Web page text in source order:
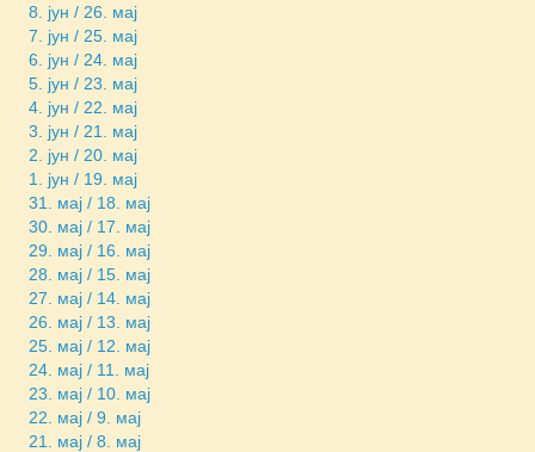
8. јун / 26. мај
7. јун / 25. мај
6. јун / 24. мај
5. јун / 23. мај
4. јун / 22. мај
3. јун / 21. мај
2. јун / 20. мај
1. јун / 19. мај
31. мај / 18. мај
30. мај / 17. мај
29. мај / 16. мај
28. мај / 15. мај
27. мај / 14. мај
26. мај / 13. мај
25. мај / 12. мај
24. мај / 11. мај
23. мај / 10. мај
22. мај / 9. мај
21. мај / 8. мај